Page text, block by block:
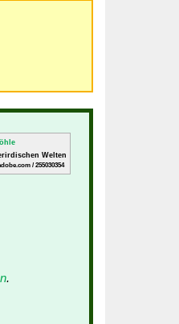
Welten
/ 255030354
.